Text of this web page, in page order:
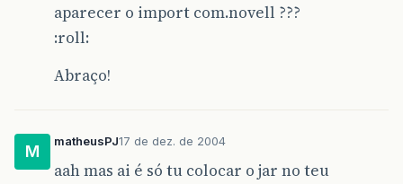
aparecer o import com.novell ???
:roll:
Abraço!
M
matheusPJ17 de dez. de 2004
aah mas ai é só tu colocar o jar no teu